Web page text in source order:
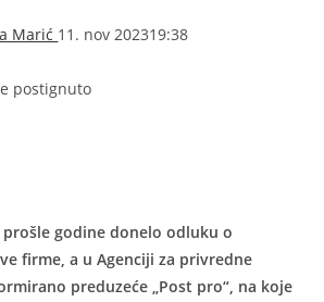
Marić 11. nov 202319:38
postignuto
prošle godine donelo odluku o
firme, a u Agenciji za privredne
preduzeće „Post pro“, na koje